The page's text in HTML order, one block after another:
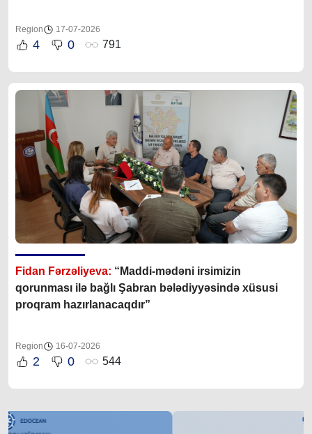
Region 17-07-2026
4 0 791
Fidan Fərzəliyeva: “Maddi-mədəni irsimizin
qorunması ilə bağlı Şabran bələdiyyəsində xüsusi
proqram hazırlanacaqdır”
Region 16-07-2026
2 0 544